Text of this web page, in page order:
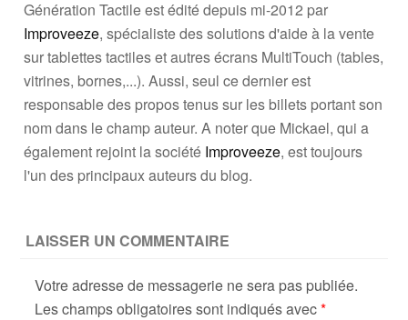
Génération Tactile est édité depuis mi-2012 par
Improveeze, spécialiste des solutions d'aide à la vente
sur tablettes tactiles et autres écrans MultiTouch (tables,
vitrines, bornes,...). Aussi, seul ce dernier est
responsable des propos tenus sur les billets portant son
nom dans le champ auteur. A noter que Mickael, qui a
également rejoint la société Improveeze, est toujours
l'un des principaux auteurs du blog.
LAISSER UN COMMENTAIRE
Votre adresse de messagerie ne sera pas publiée.
Les champs obligatoires sont indiqués avec*